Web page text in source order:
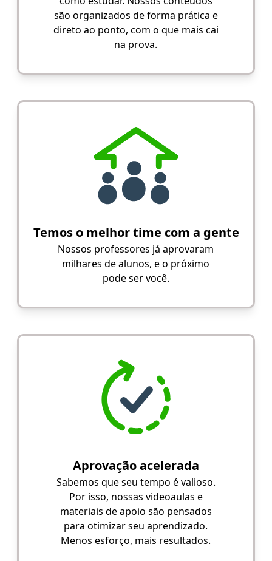
são organizados de forma prática e
direto ao ponto, com o que mais cai
na prova.
Temos o melhor time com a gente
Nossos professores já aprovaram
milhares de alunos, e o próximo
pode ser você.
Aprovação acelerada
Sabemos que seu tempo é valioso.
Por isso, nossas videoaulas e
materiais de apoio são pensados
para otimizar seu aprendizado.
Menos esforço, mais resultados.